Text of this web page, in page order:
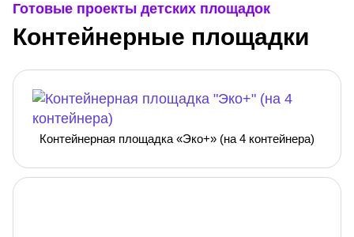
Готовые проекты детских площадок
Контейнерные площадки
Контейнерная площадка «Эко+» (на 4 контейнера)